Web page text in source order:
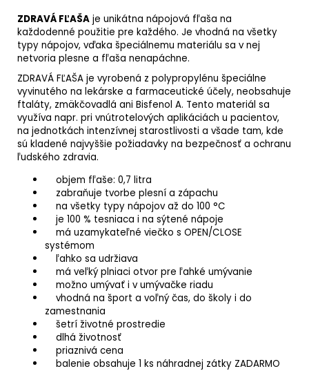
ZDRAVÁ FĽAŠA je unikátna nápojová fľaša na
každodenné použitie pre každého. Je vhodná na všetky
typy nápojov, vďaka špeciálnemu materiálu sa v nej
netvoria plesne a fľaša nenapáchne.
ZDRAVÁ FĽAŠA je vyrobená z polypropylénu špeciálne
vyvinutého na lekárske a farmaceutické účely, neobsahuje
ftaláty, zmäkčovadlá ani Bisfenol A. Tento materiál sa
využíva napr. pri vnútrotelových aplikáciách u pacientov,
na jednotkách intenzívnej starostlivosti a všade tam, kde
sú kladené najvyššie požiadavky na bezpečnosť a ochranu
ľudského zdravia.
objem fľaše: 0,7 litra
zabraňuje tvorbe plesní a zápachu
na všetky typy nápojov až do 100 °C
je 100 % tesniaca i na sýtené nápoje
má uzamykateľné viečko s OPEN/CLOSE
systémom
ľahko sa udržiava
má veľký plniaci otvor pre ľahké umývanie
možno umývať i v umývačke riadu
vhodná na šport a voľný čas, do školy i do
zamestnania
šetrí životné prostredie
dlhá životnosť
priaznivá cena
balenie obsahuje 1 ks náhradnej zátky ZADARMO